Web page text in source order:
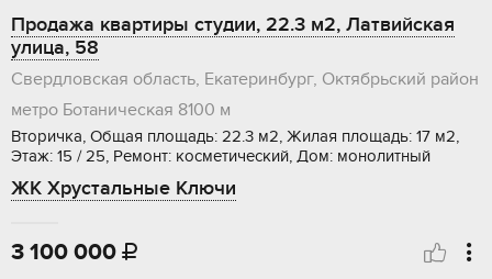
Продажа квартиры студии, 22.3 м2, Латвийская
улица, 58
Свердловская область, Екатеринбург, Октябрьский район
метро Ботаническая 8100 м
Вторичка, Общая площадь: 22.3 м2, Жилая площадь: 17 м2,
Этаж: 15 / 25, Ремонт: косметический, Дом: монолитный
ЖК Хрустальные Ключи
3 100 000 